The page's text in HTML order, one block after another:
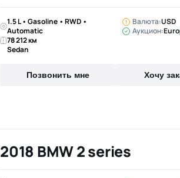
1.5 L • Gasoline • RWD •
Automatic
78 212 км
Sedan
Валюта:USD
Аукцион:
Позвонить мне Хочу
2018 BMW 2 series